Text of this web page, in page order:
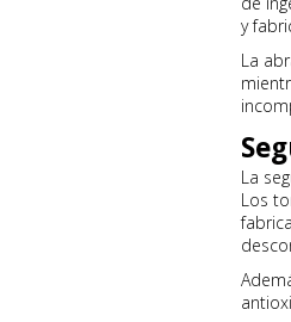
y
La
La
Los